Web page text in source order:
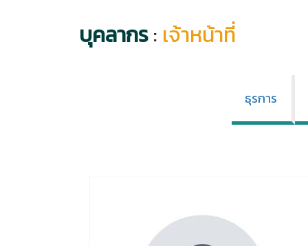
บุคลากร: เจ้าหน้าที่
ธุรการ